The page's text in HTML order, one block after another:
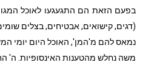
בפעם הזאת הם התגעגעו לאוכל
(דגים, קישואים, אבטיחים, בצלים
נמאס להם מ'המן', האוכל היום יומי
משה נחלש מהטענות האינסופיות. ה'